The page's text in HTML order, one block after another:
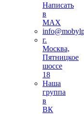
Написать
в
MAX
г.
Москва,
Пятницкое
шоссе
18
Наша
группа
в
ВК